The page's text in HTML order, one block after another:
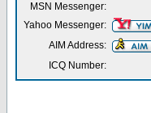
MSN Messenger:
Yahoo Messenger:
AIM Address:
ICQ Number: